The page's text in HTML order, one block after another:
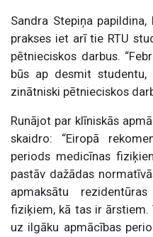
Sandra Stepiņa
prakses iet arī tie RTU
pētnieciskos darbus.
būs ap desmit
zinātniski pētnieciskos
Runājot par klīniskās
skaidro: “Eiropā
periods medicīnas
pastāv dažādas
apmaksātu
fiziķiem, kā tas ir ārstiem.
uz ilgāku apmācības